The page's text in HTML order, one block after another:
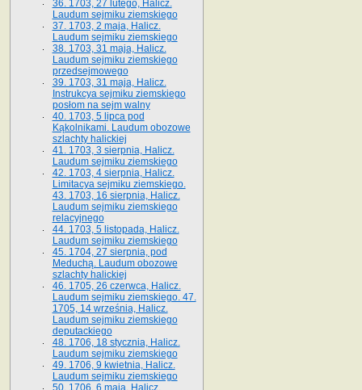
36. 1703, 27 lutego, Halicz.
Laudum sejmiku ziemskiego
37. 1703, 2 maja, Halicz.
Laudum sejmiku ziemskiego
38. 1703, 31 maja, Halicz.
Laudum sejmiku ziemskiego
przedsejmowego
39. 1703, 31 maja, Halicz.
Instrukcya sejmiku ziemskiego
posłom na sejm walny
40. 1703, 5 lipca pod
Kąkolnikami. Laudum obozowe
szlachty halickiej
41­. 1703, 3 sierpnia, Halicz.
Laudum sejmiku ziemskiego
42. 1703, 4 sierpnia, Halicz.
Limitacya sejmiku ziemskiego.
43. 1703, 16 sierpnia, Halicz.
Laudum sejmiku ziemskiego
relacyjnego
44. 1703, 5 listopada, Halicz.
Laudum sejmiku ziemskiego
45. 1704, 27 sierpnia, pod
Meduchą. Laudum obozowe
szlachty halickiej
46. 1705, 26 czerwca, Halicz.
Laudum sejmiku ziemskiego. 47.
1705, 14 września, Halicz.
Laudum sejmiku ziemskiego
deputackiego
48. 1706, 18 stycznia, Halicz.
Laudum sejmiku ziemskiego
49. 1706, 9 kwietnia, Halicz.
Laudum sejmiku ziemskiego
50. 1706, 6 maja, Halicz.